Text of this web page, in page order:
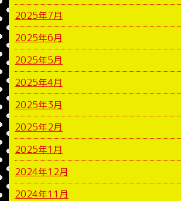
2025年7月
2025年6月
2025年5月
2025年4月
2025年3月
2025年2月
2025年1月
2024年12月
2024年11月